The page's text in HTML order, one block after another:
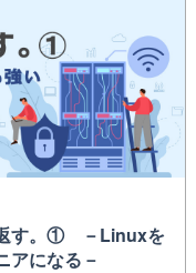
返す。① －Linuxを
アになる－